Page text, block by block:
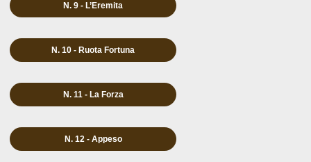
N. 9 - L’Eremita
N. 10 - Ruota Fortuna
N. 11 - La Forza
N. 12 - Appeso